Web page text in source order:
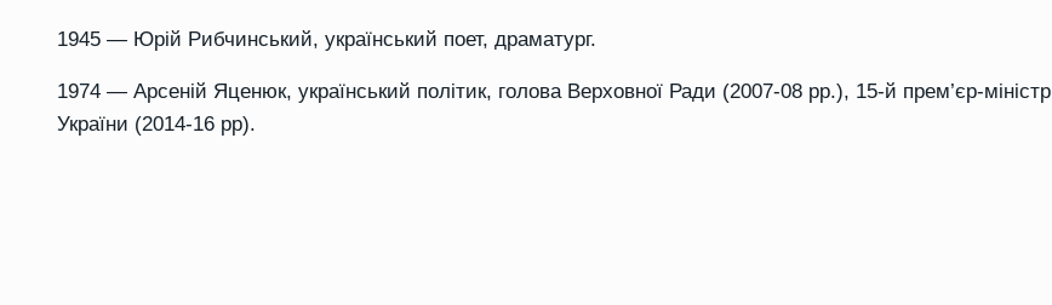
1945 — Юрій Рибчинський, український поет, драматург.
1974 — Арсеній Яценюк, український політик, голова Верховної Ради (2007-08 рр.), 15-й прем’єр-міністр
України (2014-16 рр).